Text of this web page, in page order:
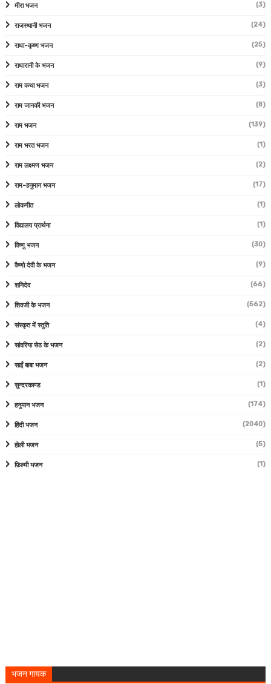
मीरा भजन (3)
राजस्थानी भजन (24)
राधा-कृष्ण भजन (25)
राधारानी के भजन (9)
राम कथा भजन (3)
राम जानकी भजन (8)
राम भजन (139)
राम भरत भजन (1)
राम लक्ष्मण भजन (2)
राम-हनुमान भजन (17)
लोकगीत (1)
विद्यालय प्रार्थना (1)
विष्णु भजन (30)
वैष्णो देवी के भजन (9)
शनिदेव (66)
शिवजी के भजन (562)
संस्कृत में स्तुति (4)
सांवरिया सेठ के भजन (2)
साईं बाबा भजन (2)
सुन्दरकाण्ड (1)
हनुमान भजन (174)
हिंदी भजन (2040)
होली भजन (5)
फ़िल्मी भजन (1)
भजन गायक